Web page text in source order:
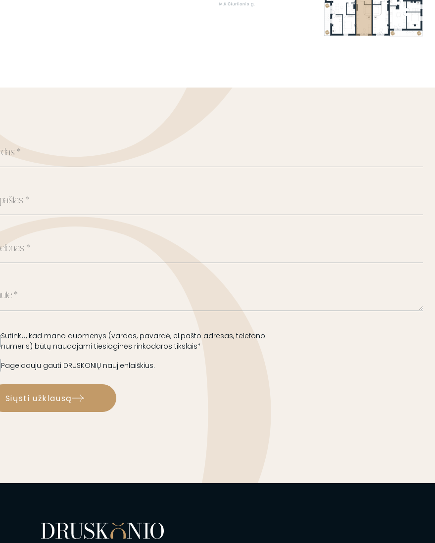
Sutinku, kad mano duomenys (vardas, pavardė, el.pašto adresas, telefono
numeris) būtų naudojami tiesioginės rinkodaros tikslais*
Pageidauju gauti DRUSKONIŲ naujienlaiškius.
Siųsti užklausą